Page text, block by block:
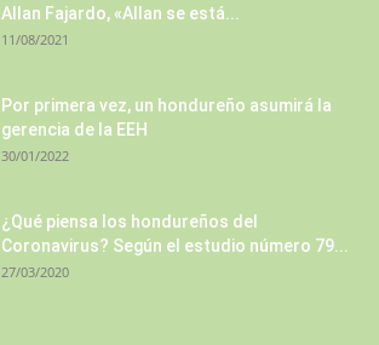
Allan Fajardo, «Allan se está...
11/08/2021
Por primera vez, un hondureño asumirá la
gerencia de la EEH
30/01/2022
¿Qué piensa los hondureños del
Coronavirus? Según el estudio número 79...
27/03/2020